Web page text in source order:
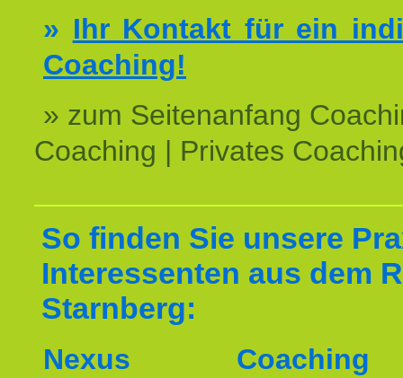
» Ihr Kontakt für ein
Coaching!
» zum Seitenanfang
Coaching | Privates
So finden Sie unsere
Interessenten aus dem
Starnberg:
Nexus